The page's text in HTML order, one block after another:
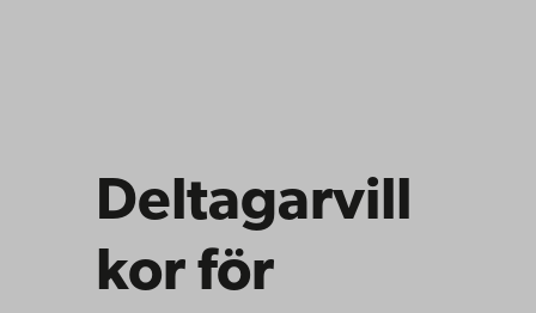
Deltagarvill
kor för